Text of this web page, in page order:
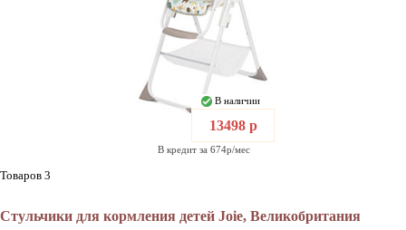
В наличии
13498 р
В кредит за 674р/мес
Товаров 3
Стульчики для кормления детей Joie, Великобритания